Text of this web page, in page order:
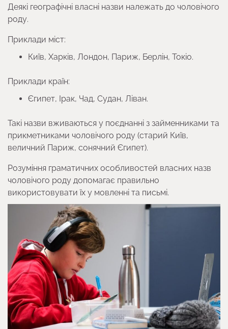
Деякі географічні власні назви належать до чоловічого
роду.
Приклади міст:
Київ, Харків, Лондон, Париж, Берлін, Токіо.
Приклади країн:
Єгипет, Ірак, Чад, Судан, Ліван.
Такі назви вживаються у поєднанні з займенниками та
прикметниками чоловічого роду (старий Київ,
величний Париж, сонячний Єгипет).
Розуміння граматичних особливостей власних назв
чоловічого роду допомагає правильно
використовувати їх у мовленні та письмі.